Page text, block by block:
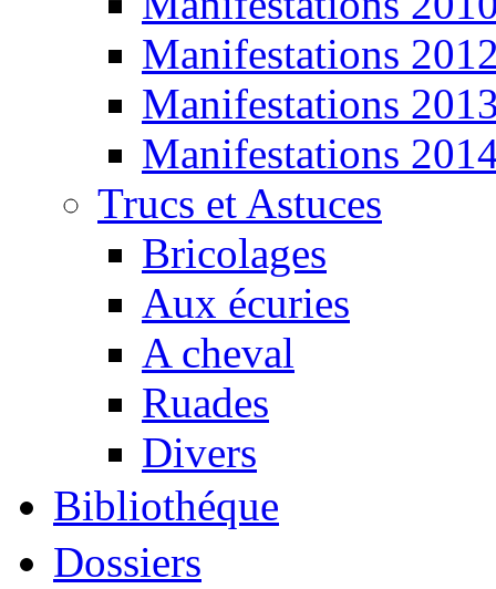
Manifestations
Manifestations
Manifestations
Trucs et Astuces
Bricolages
Aux écuries
A cheval
Ruades
Divers
Bibliothéque
Dossiers